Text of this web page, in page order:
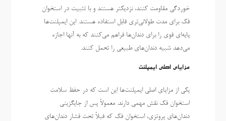
خوردگی مقاومت کنند، نزدیکتر هستند و با تثبیت در استخوان
فک برای مدت طولانی‌تری قابل استفاده هستند. این ایمپلنت‌ها
پایه‌ای قوی را برای دندان‌ها فراهم می‌کنند که به آنها اجازه
می‌دهد شبیه دندان‌های طبیعی را تحمل کنند.
مزایای اصلی ایمپلنت
یکی از مزایای اصلی ایمپلنت‌ها این است که در حفظ سلامت
استخوان فک نقش مهمی دارند. معمولاً پس از جایگزینی
دندان‌های پروتزی، استخوان فک که قبلاً تحت فشار دندان‌های